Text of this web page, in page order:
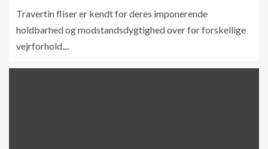
Travertin fliser er kendt for deres imponerende
holdbarhed og modstandsdygtighed over for forskellige
vejrforhold....